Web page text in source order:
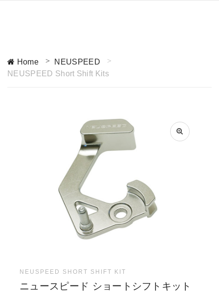
Home
NEUSPEED
NEUSPEED Short Shift Kits
NEUSPEED SHORT SHIFT KIT
ニュースピード ショートシフトキット